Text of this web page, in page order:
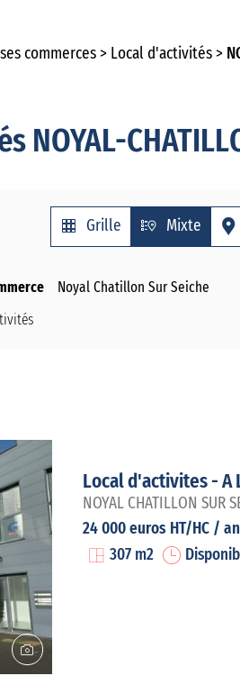
commerces Local d'activités
NOYAL-
Grille Mixte
Noyal Chatillon Sur Seiche
Local d'activites - A
NOYAL CHATILLON SUR
24 000 euros HT/HC / an
307 m2